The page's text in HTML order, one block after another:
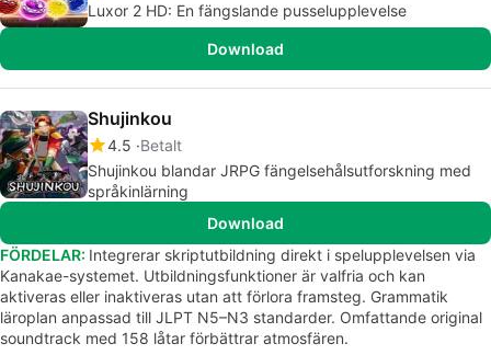
Luxor 2 HD: En fängslande pusselupplevelse
Download
Shujinkou
4.5 Betalt
Shujinkou blandar JRPG fängelsehålsutforskning med
språkinlärning
Download
FÖRDELAR: Integrerar skriptutbildning direkt i spelupplevelsen via
Kanakae-systemet. Utbildningsfunktioner är valfria och kan
aktiveras eller inaktiveras utan att förlora framsteg. Grammatik
läroplan anpassad till JLPT N5–N3 standarder. Omfattande original
soundtrack med 158 låtar förbättrar atmosfären.